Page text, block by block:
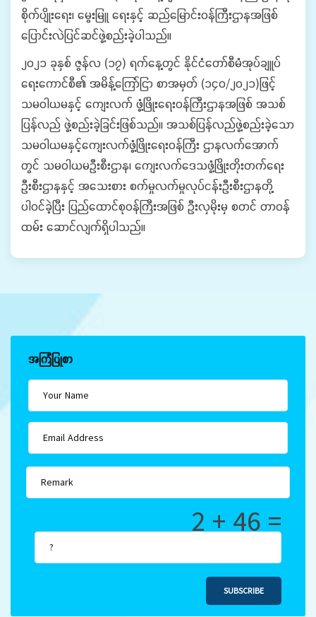
စိုက်ပျိုးရေး၊ မွေးမြူ ရေးနှင့် ဆည်မြောင်းဝန်ကြီးဌာနအဖြစ်
ပြောင်းလဲပြင်ဆင်ဖွဲ့စည်းခဲ့ပါသည်။
၂၀၂၁ ခုနှစ် ဇွန်လ (၁၇) ရက်နေ့တွင် နိုင်ငံတော်စီမံအုပ်ချူပ်
ရေးကောင်စီ၏ အမိန့်ကြော်ငြာ စာအမှတ် (၁၄၀/၂၀၂၁)ဖြင့်
သမဝါယမနှင့် ကျေးလက် ဖွံ့ဖြိုးရေးဝန်ကြီးဌာနအဖြစ် အသစ်
ပြန်လည် ဖွဲ့စည်းခဲ့ခြင်းဖြစ်သည်။ အသစ်ပြန်လည်ဖွဲ့စည်းခဲ့သော
သမဝါယမနှင့်ကျေးလက်ဖွံ့ဖြိုးရေးဝန်ကြီး ဌာနလက်အောက်
တွင် သမဝါယမဦးစီးဌာန၊ ကျေးလက်ဒေသဖွံ့ဖြိုးတိုးတက်ရေး
ဦးစီးဌာနနှင့် အသေးစား စက်မှုလက်မှုလုပ်ငန်းဦးစီးဌာနတို့
ပါဝင်ခဲ့ပြီး ပြည်ထောင်စုဝန်ကြီးအဖြစ် ဦးလှမိုးမှ စတင် တာဝန်
ထမ်း ဆောင်လျက်ရှိပါသည်။
အကြံပြုစာ
2 + 46 =
SUBSCRIBE